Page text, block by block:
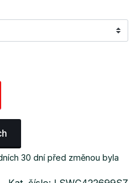
30 dní před změnou byla